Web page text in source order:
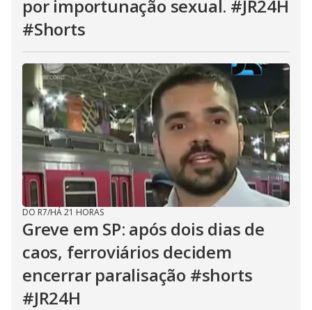
por importunação sexual. #JR24H
#Shorts
DO R7/HÁ 21 HORAS
Greve em SP: após dois dias de
caos, ferroviários decidem
encerrar paralisação #shorts
#JR24H